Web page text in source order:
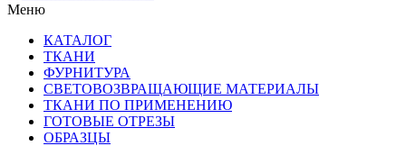
Меню
КАТАЛОГ
ТКАНИ
ФУРНИТУРА
СВЕТОВОЗВРАЩАЮЩИЕ МАТЕРИАЛЫ
ТКАНИ ПО ПРИМЕНЕНИЮ
ГОТОВЫЕ ОТРЕЗЫ
ОБРАЗЦЫ